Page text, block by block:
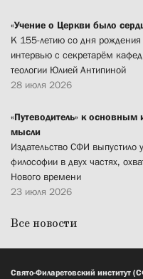
«Учение о Церкви было
К 155-летию со дня рождения
интервью с секретарём
теологии Юлией Антипиной
28 июля 2026
«Путеводитель» к
мысли
Издательство СФИ выпустило
философии в двух частях,
Нового времени
23 июля 2026
Все новости
Свято-Филаретовский институт